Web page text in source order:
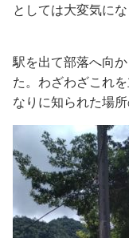
としては大変気に
駅を出て部落へ向
た。わざわざこれ
なりに知られた場所